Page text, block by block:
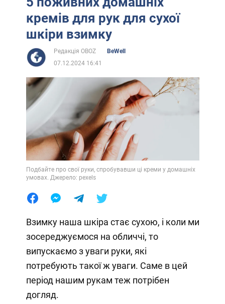
кремів для рук для сухої
шкіри взимку
Редакція OBOZ
BeWell
07.12.2024 16:41
Подбайте про свої руки, спробувавши ці креми у домашніх
умовах. Джерело: pexels
Взимку наша шкіра стає сухою, і коли ми
зосереджуємося на обличчі, то
випускаємо з уваги руки, які
потребують такої ж уваги. Саме в цей
період нашим рукам теж потрібен
догляд.